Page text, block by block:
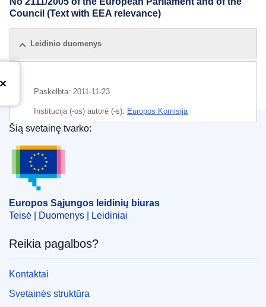
Council (Text with EEA relevance)
Leidinio duomenys
Paskelbta: 2011-11-23
Institucija (-os) autorė (-s): Europos Komisija
CELEX : 02006R0474-20111123
ELI :reg/2006/474/2011-11-23
Europos Sąjungos leidinių biuras
Šią svetainę tvarko:
Europos Sąjungos leidinių biuras
Teisė | Duomenys | Leidiniai
Reikia pagalbos?
Kontaktai
Svetainės struktūra